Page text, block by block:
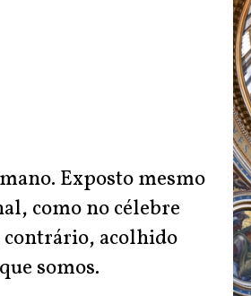
Exposto mesmo
como no célebre
contrário, acolhido
somos.